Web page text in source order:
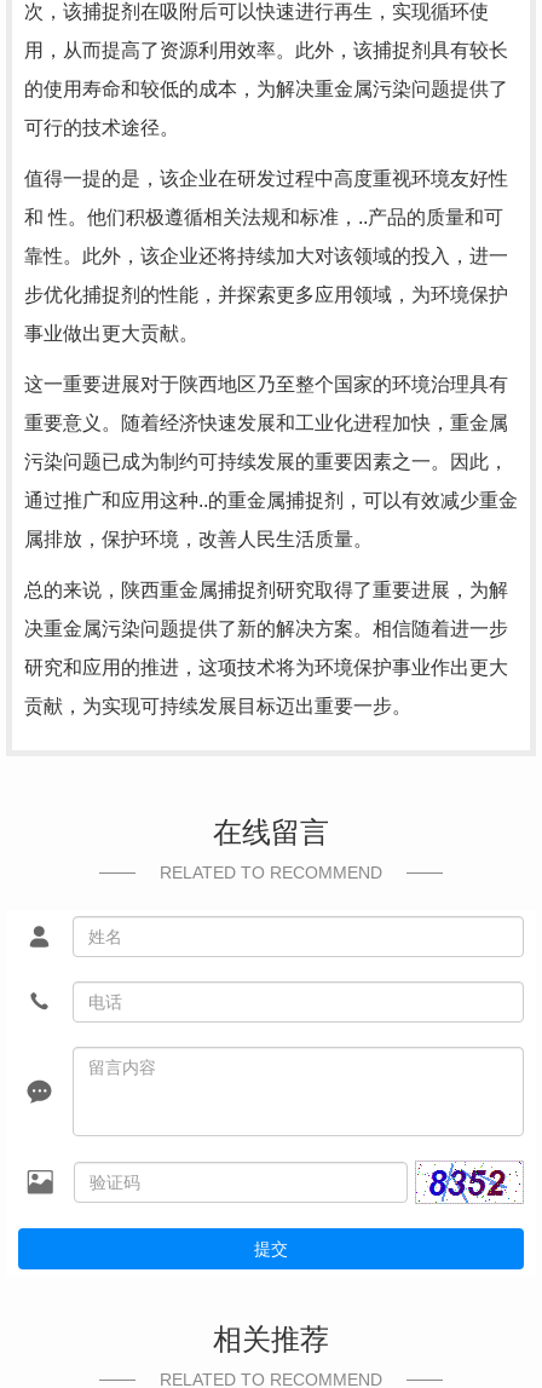
次，该捕捉剂在吸附后可以快速进行再生，实现循环使
用，从而提高了资源利用效率。此外，该捕捉剂具有较长
的使用寿命和较低的成本，为解决重金属污染问题提供了
可行的技术途径。
值得一提的是，该企业在研发过程中高度重视环境友好性
和 性。他们积极遵循相关法规和标准，..产品的质量和可
靠性。此外，该企业还将持续加大对该领域的投入，进一
步优化捕捉剂的性能，并探索更多应用领域，为环境保护
事业做出更大贡献。
这一重要进展对于陕西地区乃至整个国家的环境治理具有
重要意义。随着经济快速发展和工业化进程加快，重金属
污染问题已成为制约可持续发展的重要因素之一。因此，
通过推广和应用这种..的重金属捕捉剂，可以有效减少重金
属排放，保护环境，改善人民生活质量。
总的来说，陕西重金属捕捉剂研究取得了重要进展，为解
决重金属污染问题提供了新的解决方案。相信随着进一步
研究和应用的推进，这项技术将为环境保护事业作出更大
贡献，为实现可持续发展目标迈出重要一步。
在线留言
RELATED TO RECOMMEND
提交
相关推荐
RELATED TO RECOMMEND